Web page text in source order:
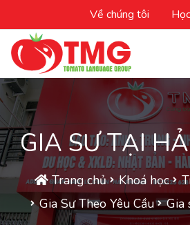
Về chúng tôi
GIA SƯ TẠI
Trang chủ Khoá học
Gia Sư Theo Yêu Cầu
Gia